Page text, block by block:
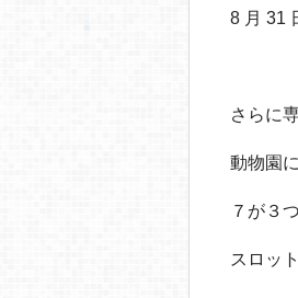
8 月 31
さらに
動物園
７が３
スロッ